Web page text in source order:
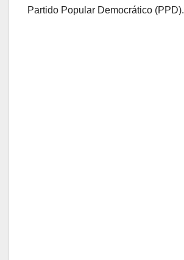
Partido Popular Democrático (PPD).